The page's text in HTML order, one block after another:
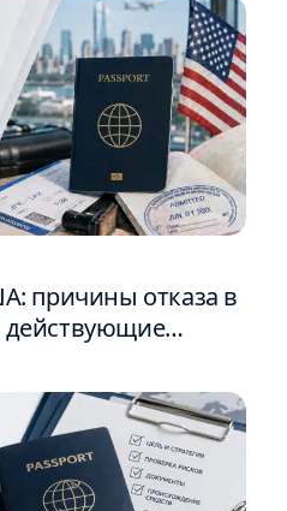
причины отказа в
действующие